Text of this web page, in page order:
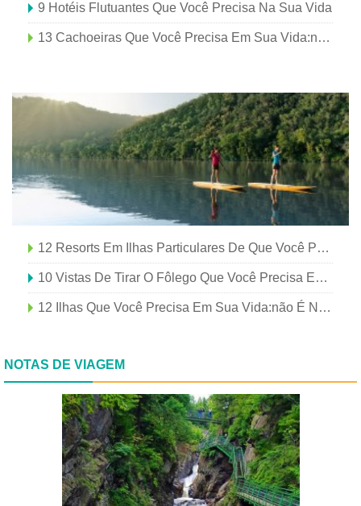
9 Hotéis Flutuantes Que Você Precisa Na Sua Vida
13 Cachoeiras Que Você Precisa Em Sua Vida:não É Necessário Passaporte
12 Resorts Em Ilhas Particulares De Que Você Precisa Na Sua Vida
10 Vistas De Tirar O Fôlego Que Você Precisa Em Sua Vida, Não É Necessário Passaporte
12 Ilhas Que Você Precisa Em Sua Vida:não É Necessário Passaporte
NOTAS DE VIAGEM